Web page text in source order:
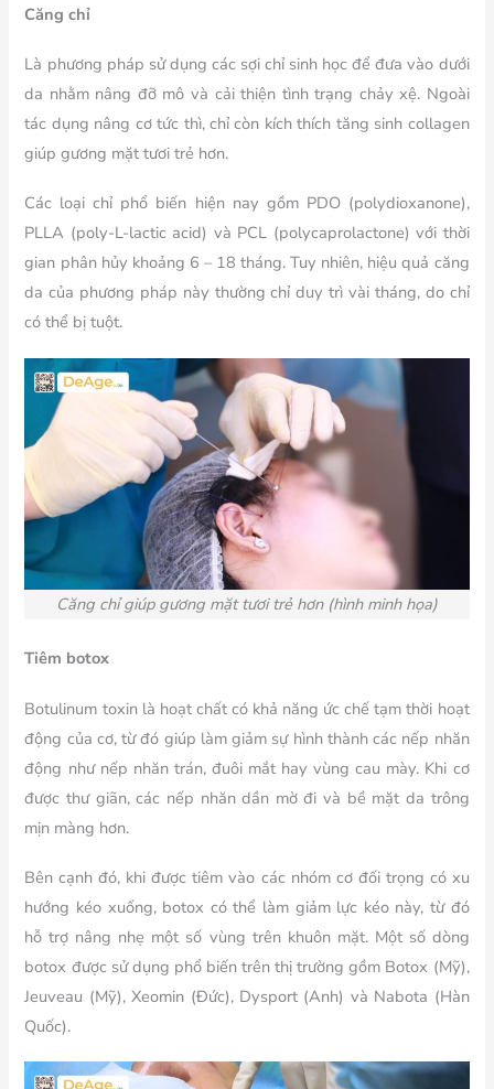
Căng chỉ
Là phương pháp sử dụng các sợi chỉ sinh học để đưa vào dưới
da nhằm nâng đỡ mô và cải thiện tình trạng chảy xệ. Ngoài
tác dụng nâng cơ tức thì, chỉ còn kích thích tăng sinh collagen
giúp gương mặt tươi trẻ hơn.
Các loại chỉ phổ biến hiện nay gồm PDO (polydioxanone),
PLLA (poly-L-lactic acid) và PCL (polycaprolactone) với thời
gian phân hủy khoảng 6 – 18 tháng. Tuy nhiên, hiệu quả căng
da của phương pháp này thường chỉ duy trì vài tháng, do chỉ
có thể bị tuột.
Căng chỉgiúp gương mặt tươi trẻ hơn (hình minh họa)
Tiêm botox
Botulinum toxin là hoạt chất có khả năng ức chế tạm thời hoạt
động của cơ, từ đó giúp làm giảm sự hình thành các nếp nhăn
động như nếp nhăn trán, đuôi mắt hay vùng cau mày. Khi cơ
được thư giãn, các nếp nhăn dần mờ đi và bề mặt da trông
mịn màng hơn.
Bên cạnh đó, khi được tiêm vào các nhóm cơ đối trọng có xu
hướng kéo xuống, botox có thể làm giảm lực kéo này, từ đó
hỗ trợ nâng nhẹ một số vùng trên khuôn mặt. Một số dòng
botox được sử dụng phổ biến trên thị trường gồm Botox (Mỹ),
Jeuveau (Mỹ), Xeomin (Đức), Dysport (Anh) và Nabota (Hàn
Quốc).